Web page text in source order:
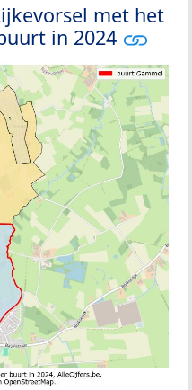
met het
in 2024